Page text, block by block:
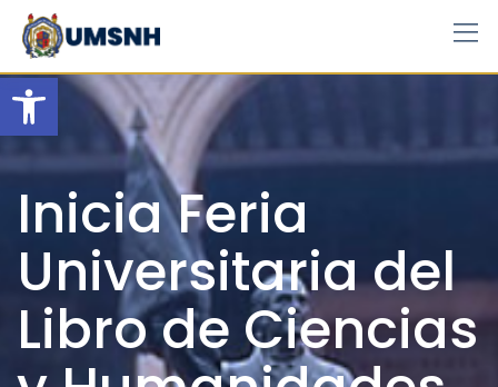
Open toolbar
Skip
content
Inicia Feria
Universitaria del
Libro de Ciencias